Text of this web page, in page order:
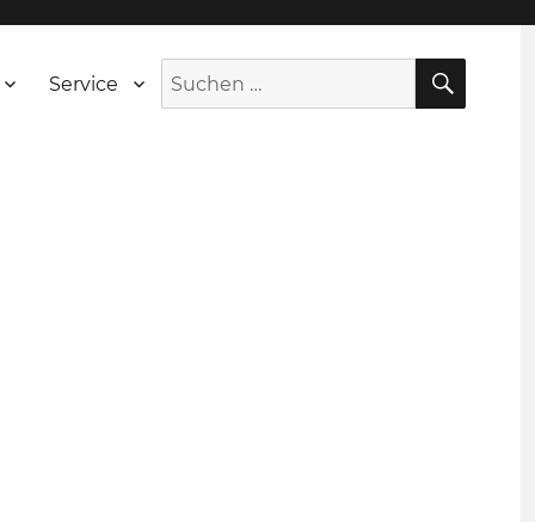
Service
Suche
nach: